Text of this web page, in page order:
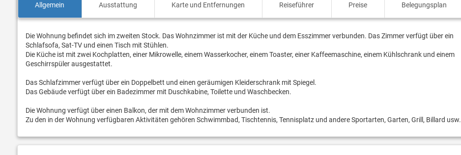
Allgemein Ausstattung Karte und Entfernungen Reiseführer Preise Belegungsplan
Die Wohnung befindet sich im zweiten Stock. Das Wohnzimmer ist mit der Küche und dem Esszimmer verbunden. Das Zimmer verfügt über ein
Schlafsofa, Sat-TV und einen Tisch mit Stühlen.
Die Küche ist mit zwei Kochplatten, einer Mikrowelle, einem Wasserkocher, einem Toaster, einer Kaffeemaschine, einem Kühlschrank und einem
Geschirrspüler ausgestattet.
Das Schlafzimmer verfügt über ein Doppelbett und einen geräumigen Kleiderschrank mit Spiegel.
Das Gebäude verfügt über ein Badezimmer mit Duschkabine, Toilette und Waschbecken.
Die Wohnung verfügt über einen Balkon, der mit dem Wohnzimmer verbunden ist.
Zu den in der Wohnung verfügbaren Aktivitäten gehören Schwimmbad, Tischtennis, Tennisplatz und andere Sportarten, Garten, Grill, Billard usw.